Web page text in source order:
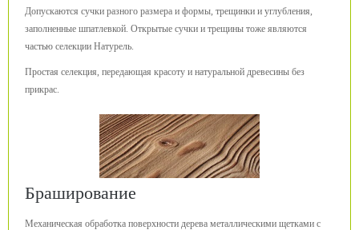
Допускаются сучки разного размера и формы, трещинки и углубления,
заполненные шпатлевкой. Открытые сучки и трещины тоже являются
частью селекции Натурель.
Простая селекция, передающая красоту и натуральной древесины без
прикрас.
Браширование
Механическая обработка поверхности дерева металлическими щетками с